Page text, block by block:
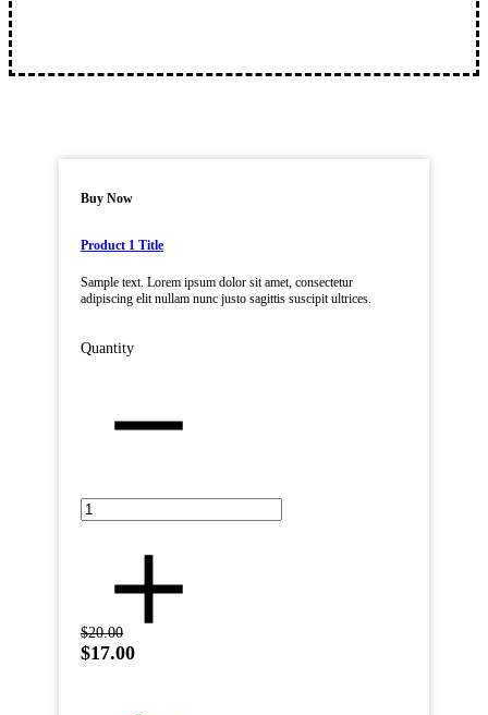
Buy Now
Product 1 Title
Sample text. Lorem ipsum dolor sit amet, consectetur
adipiscing elit nullam nunc justo sagittis suscipit ultrices.
Quantity
$20.00
$17.00